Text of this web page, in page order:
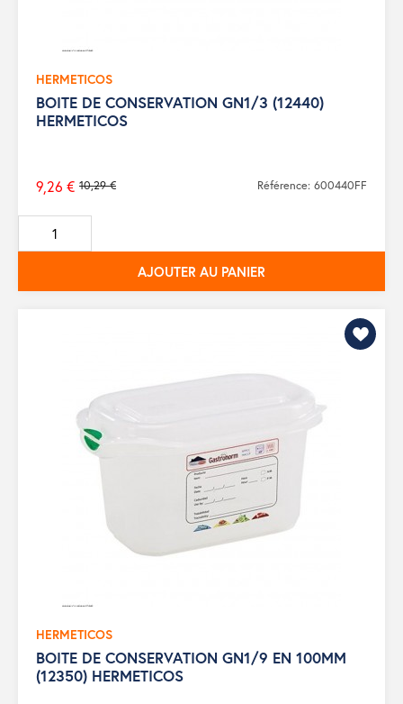
HERMETICOS
BOITE DE CONSERVATION GN1/3 (12440)
HERMETICOS
Prix
de
base
10,29 €
9,26 € Référence: 600440FF
AJOUTER AU PANIER
HERMETICOS
BOITE DE CONSERVATION GN1/9 EN 100MM
(12350) HERMETICOS